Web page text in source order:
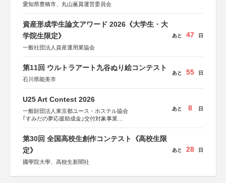
愛知県豊橋市、丸山薫賞運営委員会
資産形成学生論文アワード 2026《大学生・大
学院生限定》
一般社団法人資産運用業協会
あと 47 日
第11回 ウルトラアート九谷ぬり絵コンテスト
石川県能美市
あと 55 日
U25 Art Contest 2026
一般財団法人東京都ユース・ホステル協会
｢すみだの夢応援助成金｣交付対象事業
あと 8 日
第30回 全国高校生創作コンテスト《高校生限
定》
國學院大學、高校生新聞社
あと 28 日